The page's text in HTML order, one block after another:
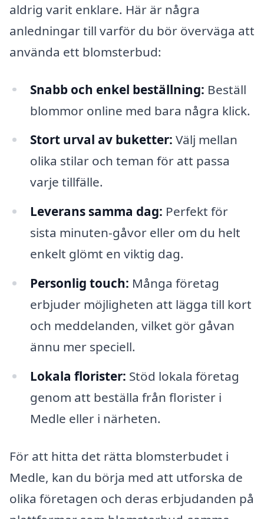
aldrig varit enklare. Här är några
anledningar till varför du bör överväga att
använda ett blomsterbud:
Snabb och enkel beställning: Beställ
blommor online med bara några klick.
Stort urval av buketter: Välj mellan
olika stilar och teman för att passa
varje tillfälle.
Leverans samma dag: Perfekt för
sista minuten-gåvor eller om du helt
enkelt glömt en viktig dag.
Personlig touch: Många företag
erbjuder möjligheten att lägga till kort
och meddelanden, vilket gör gåvan
ännu mer speciell.
Lokala florister: Stöd lokala företag
genom att beställa från florister i
Medle eller i närheten.
För att hitta det rätta blomsterbudet i
Medle, kan du börja med att utforska de
olika företagen och deras erbjudanden på